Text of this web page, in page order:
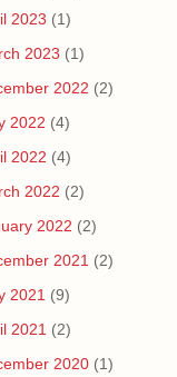
2023 (1)
2023 (1)
2022 (2)
2022 (4)
2022 (4)
2022 (2)
2022 (2)
2021 (2)
2021 (9)
2021 (2)
2020 (1)